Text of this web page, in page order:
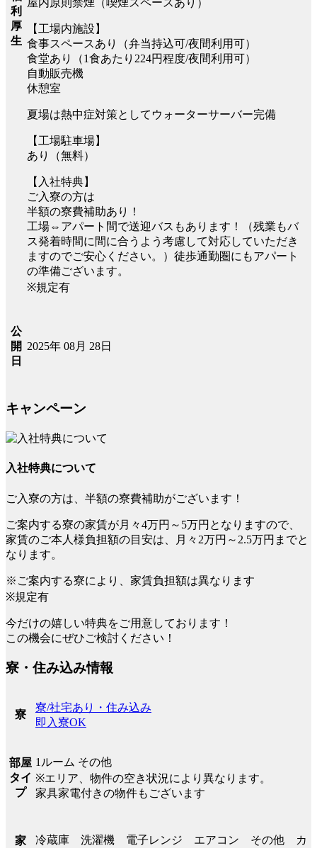
利
厚
生
【工場内施設】
食事スペースあり（弁当持込可/夜間利用可）
食堂あり（1食あたり224円程度/夜間利用可）
自動販売機
休憩室
夏場は熱中症対策としてウォーターサーバー完備
【工場駐車場】
あり（無料）
【入社特典】
ご入寮の方は
半額の寮費補助あり！
工場⇔アパート間で送迎バスもあります！（残業もバ
ス発着時間に間に合うよう考慮して対応していただき
ますのでご安心ください。）徒歩通勤圏にもアパート
の準備ございます。
※規定有
公
開
日
2025年 08月 28日
キャンペーン
入社特典について
ご入寮の方は、半額の寮費補助がございます！
ご案内する寮の家賃が月々4万円～5万円となりますので、
家賃のご本人様負担額の目安は、月々2万円～2.5万円までと
なります。
※ご案内する寮により、家賃負担額は異なります
※規定有
今だけの嬉しい特典をご用意しております！
この機会にぜひご検討ください！
寮・住み込み情報
寮
寮/社宅あり・住み込み
即入寮OK
部屋
タイ
プ
1ルーム その他
※エリア、物件の空き状況により異なります。
家具家電付きの物件もございます
家
冷蔵庫 洗濯機 電子レンジ エアコン その他 カ